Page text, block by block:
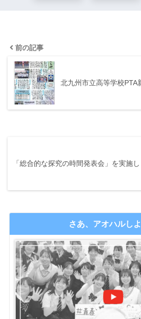
前の記事
北九州市立高等学校PTA
「総合的な探究の時間発表会」を実施
さあ、アオハルし